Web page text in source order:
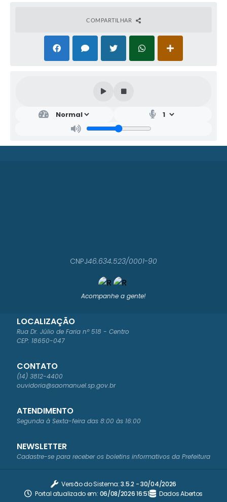
RET
COMPARTILHAR
Acompanhe a gente!
LOCALIZAÇÃO
Rua Dr. Júlio de Faria nº 518 - Centro
CEP: 18650-047
CONTATO
(14) 3812-4400
ouvidoria@saomanuel.sp.gov.br
ATENDIMENTO
Segunda à Sexta-feira das 8:00 às 16:00
CNPJ46.634.523/0001-90
NEWSLETTER
Cadastre-se para receber os boletins informativos da Prefeitura
Versão do Sistema:3.5.2 - 30/04/2026
Portal atualizado em: 06/08/2026 16:51 Dados Abertos